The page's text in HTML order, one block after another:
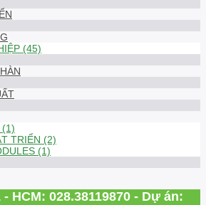
(45)
(1)
TRIỂN (2)
(1)
- HCM: 028.38119870 - Dự án: